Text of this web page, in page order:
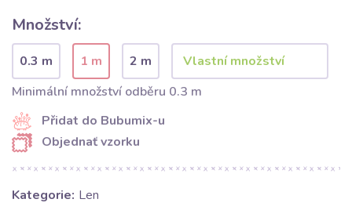
Množství:
0.3 m 1 m
2 m
Minimální množství odběru 0.3 m
Přidat do Bubumix-u
Objednať vzorku
Kategorie: Len